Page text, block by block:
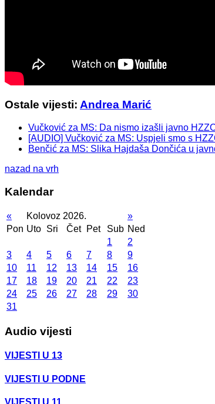
Ostale vijesti: Andrea Marić
Vučković za MS: Da nismo izašli javno
[AUDIO] Vučković za MS: Uspjeli smo s
Benčić za MS: Slika Hajdaša Dončića u
nazad na vrh
Kalendar
« Kolovoz 2026.
»
Pon Uto Sri Čet Pet Sub Ned
1
2
3
4 5 6 7 8
9
10
11 12 13 14 15
16
17
18 19 20 21 22
23
24
25 26 27 28 29
30
31
Audio vijesti
VIJESTI U 13
VIJESTI U PODNE
VIJESTI U 11